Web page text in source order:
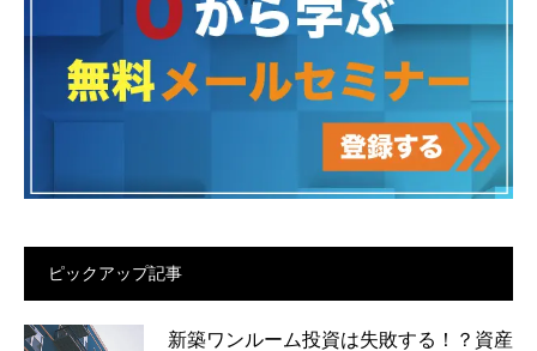
ピックアップ記事
新築ワンルーム投資は失敗する！？資産